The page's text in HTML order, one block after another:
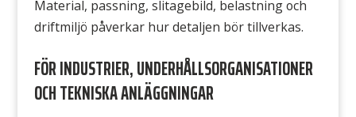
Material, passning, slitagebild, belastning och
driftmiljö påverkar hur detaljen bör tillverkas.
FÖR INDUSTRIER, UNDERHÅLLSORGANISATIONER
OCH TEKNISKA ANLÄGGNINGAR